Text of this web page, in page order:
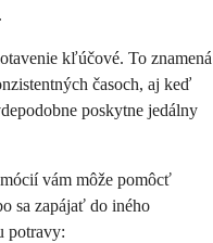
kľúčové. To znamená
časoch, aj keď
poskytne jedálny
vám môže pomôcť
sa zapájať do iného
potravy: